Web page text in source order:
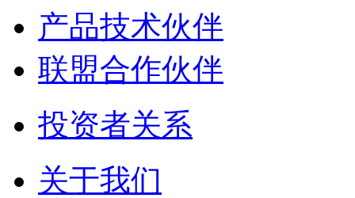
产品技术伙伴
联盟合作伙伴
投资者关系
关于我们